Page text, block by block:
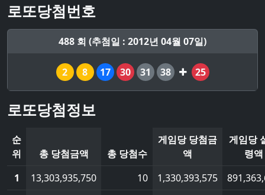
로또당첨번호
488 회 (추첨일 : 2012년 04월 07일)
2 8 17 30 31 38 25
로또당첨정보
순
위
총 당첨금액 총 당첨수
게임당 당첨금
액
게임당
령액
1
13,303,935,750 10 1,330,393,575